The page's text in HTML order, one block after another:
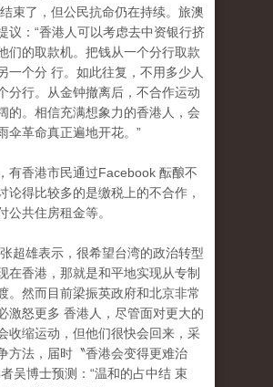
束了，但公民抗命仍在持续。旅澳
议：“香港人可以考虑去中资银行挤
们的取款机。把钱从一个分行取款
一个分 行。如此往复，不用多少人
分行。从金钟撤离后，不合作运动
的。相信充满想象力的香港人，会
伞革命真正遍地开花。”
有香港市民通过Facebook 酝酿不
论得比较多的是缴税上的不合作 ，
公共住房租金等。
超雄表示，很希望台湾的政治转型
在香港，那就是和平地实现从专制
。然而目前梁振英政府和北京非常
激怒更多 香港人，尽管面对更大的
收缩运动，但他们很快会回来，采
方法，届时〝香港会变得更难治
吴博士预测：“温和的占中结 束